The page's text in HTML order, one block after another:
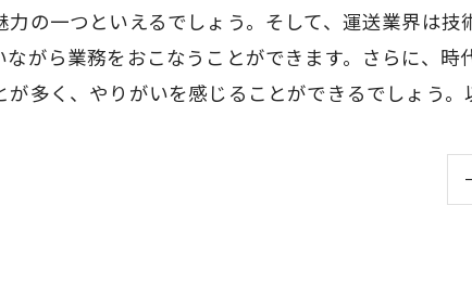
力の一つといえるでしょう。そして、運送業界は
ながら業務をおこなうことができます。さらに、
が多く、やりがいを感じることができるでしょう。